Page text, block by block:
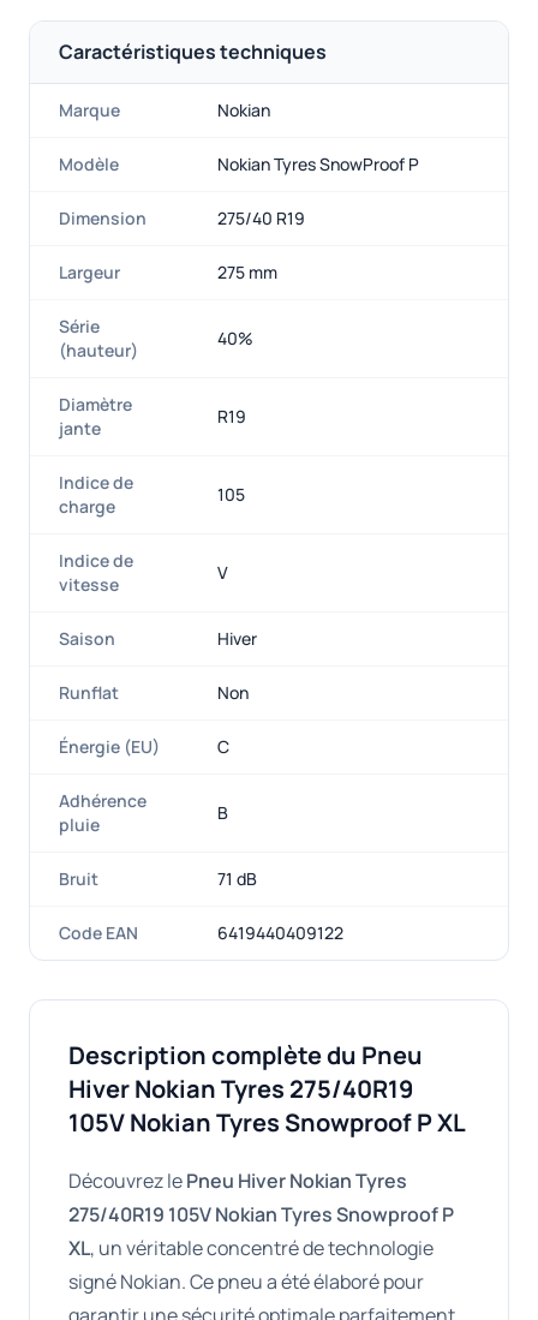
Caractéristiques techniques
Marque Nokian
Modèle Nokian Tyres SnowProof P
Dimension 275/40 R19
Largeur 275 mm
Série
(hauteur)
40%
Diamètre
jante
R19
Indice de
charge
105
Indice de
vitesse
V
Saison Hiver
Runflat Non
Énergie (EU) C
Adhérence
pluie
B
Bruit 71 dB
Code EAN 6419440409122
Description complète du Pneu
Hiver Nokian Tyres 275/40R19
105V Nokian Tyres Snowproof P XL
Découvrez lePneu Hiver Nokian Tyres
275/40R19 105V Nokian Tyres Snowproof P
XL, un véritable concentré de technologie
signé Nokian. Ce pneu a été élaboré pour